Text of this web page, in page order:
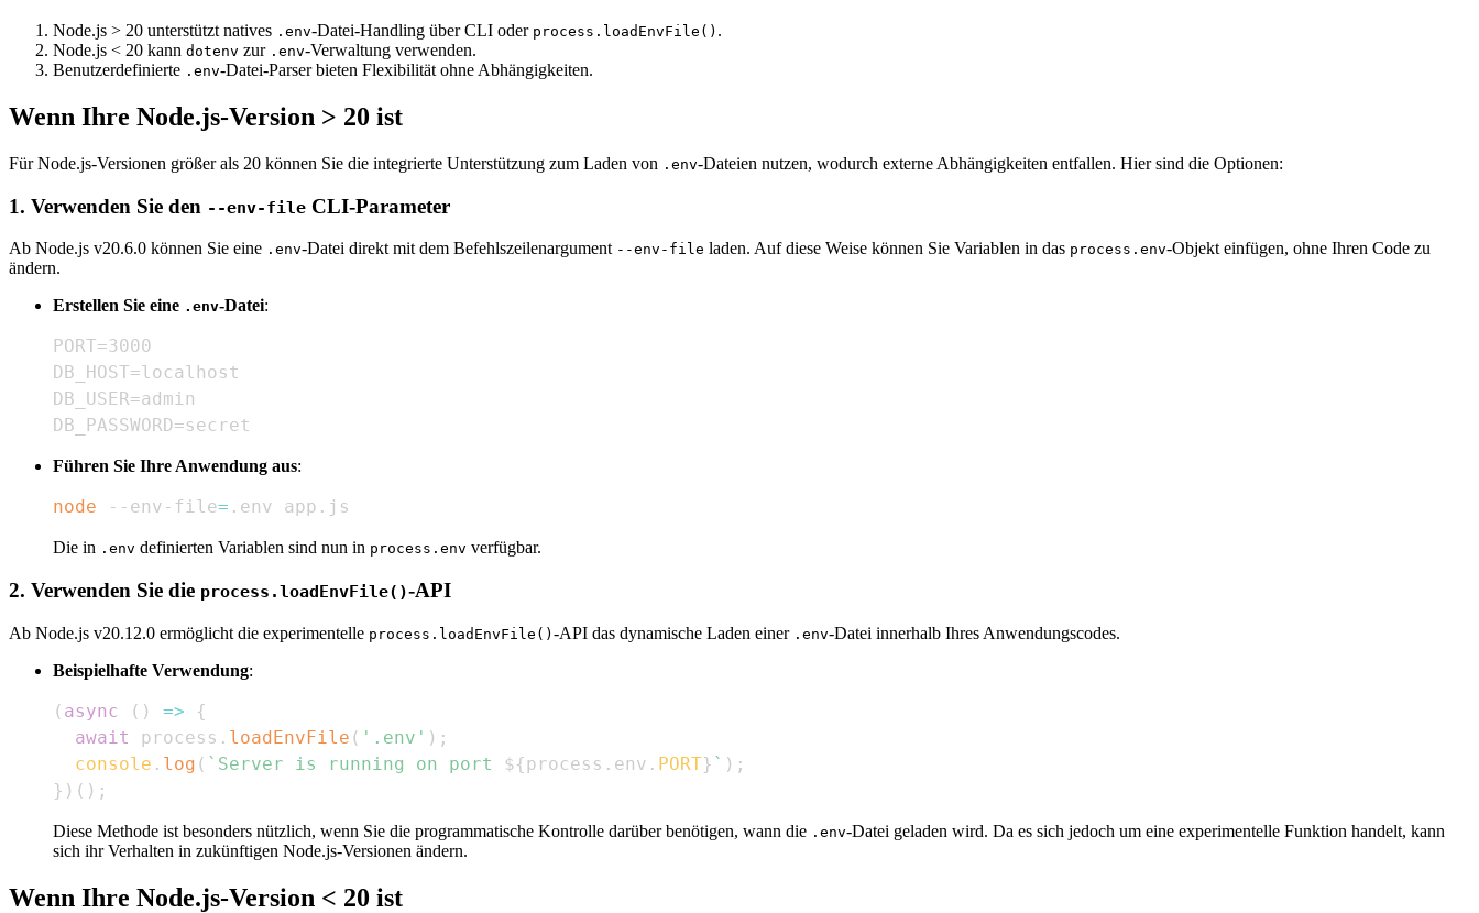
Node.js > 20 unterstützt natives .env-Datei-Handling über CLI oder process.loadEnvFile() .
Node.js < 20 kann dotenv zur .env-Verwaltung verwenden.
Benutzerdefinierte .env-Datei-Parser bieten Flexibilität ohne Abhängigkeiten.
Wenn Ihre Node.js-Version > 20 ist
Für Node.js-Versionen größer als 20 können Sie die integrierte Unterstützung zum Laden von .env-Dateien nutzen, wodurch externe Abhängigkeiten entfallen. Hier sind die Optionen:
1. Verwenden Sie den --env-file CLI-Parameter
Ab Node.js v20.6.0 können Sie eine .env-Datei direkt mit dem Befehlszeilenargument --env-file laden. Auf diese Weise können Sie Variablen in das process.env-Objekt einfügen, ohne Ihren Code zu
ändern.
Erstellen Sie eine .env-Datei:
DB_PASSWORD=secret
Führen Sie Ihre Anwendung aus:
node --env-file= .env app.js
Die in .env definierten Variablen sind nun in process.env verfügbar.
2. Verwenden Sie die process.loadEnvFile()-API
Ab Node.js v20.12.0 ermöglicht die experimentelle process.loadEnvFile() -API das dynamische Laden einer .env-Datei innerhalb Ihres Anwendungscodes.
Beispielhafte Verwendung:
( async ( ) =>
{
await
process . loadEnvFile ( '.env' ) ;
console . log ( ` Server is running on port ${process . env . PORT} ` ) ;
} ) ( ) ;
Diese Methode ist besonders nützlich, wenn Sie die programmatische Kontrolle darüber benötigen, wann die .env-Datei geladen wird. Da es sich jedoch um eine experimentelle Funktion handelt, kann
sich ihr Verhalten in zukünftigen Node.js-Versionen ändern.
Wenn Ihre Node.js-Version < 20 ist